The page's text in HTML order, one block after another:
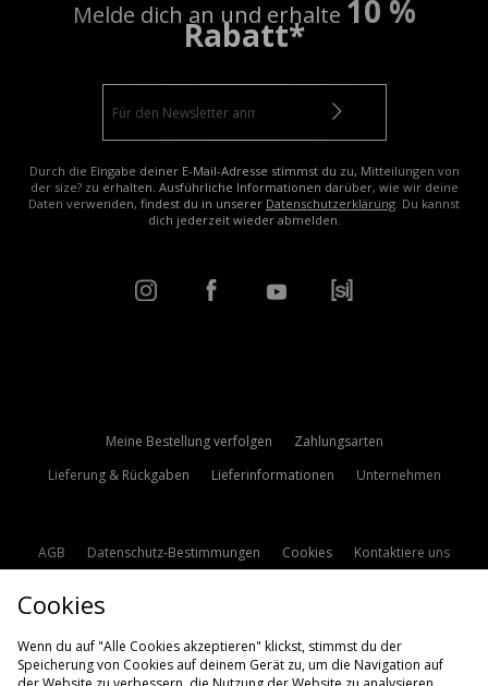
Melde dich an und erhalte 10 %
Rabatt*
Durch die Eingabe deiner E-Mail-Adresse stimmst du zu, Mitteilungen von
der size? zu erhalten. Ausführliche Informationen darüber, wie wir deine
Daten verwenden, findest du in unserer Datenschutzerklärung. Du kannst
dich jederzeit wieder abmelden.
Meine Bestellung verfolgen
Zahlungsarten
Lieferung & Rückgaben
Lieferinformationen Unternehmen
AGB Datenschutz-Bestimmungen Cookies
Kontaktiere uns
Cookies
Wenn du auf "Alle Cookies akzeptieren" klickst, stimmst du der
Speicherung von Cookies auf deinem Gerät zu, um die Navigation auf